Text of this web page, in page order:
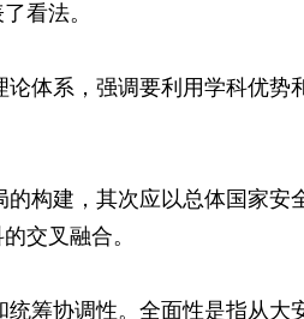
看法。
系，强调要利用学科优势
建，其次应以总体国家安
交叉融合。
筹协调性。全面性是指从大